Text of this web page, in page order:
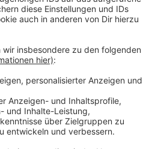
der Junge kam ins
sucht Zeugen.
Fahrer war mit einer
Kleinwagen
ein Duisburger